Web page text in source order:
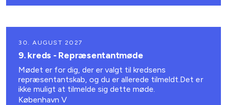
30. AUGUST 2027
9. kreds - Repræsentantmøde
Mødet er for dig, der er valgt til kredsens
repræsentantskab, og du er allerede tilmeldt.Det er
ikke muligt at tilmelde sig dette møde.
København V